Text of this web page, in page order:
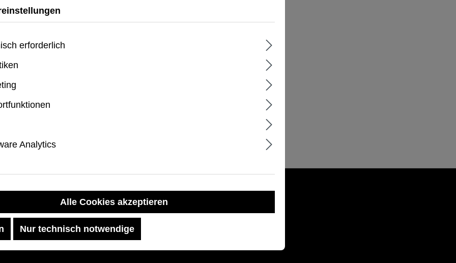
Preis:
erforderlich
Analytics
Alle Cookies akzeptieren
Nur technisch notwendige